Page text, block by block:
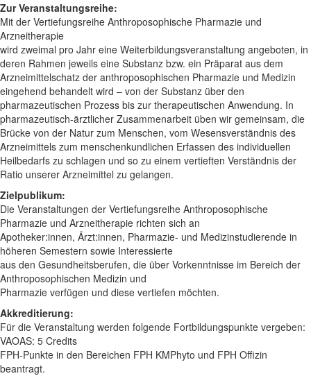
Zur Veranstaltungsreihe:
Mit der Vertiefungsreihe Anthroposophische Pharmazie und
Arzneitherapie
wird zweimal pro Jahr eine Weiterbildungsveranstaltung angeboten, in
deren Rahmen jeweils eine Substanz bzw. ein Präparat aus dem
Arzneimittelschatz der anthroposophischen Pharmazie und Medizin
eingehend behandelt wird – von der Substanz über den
pharmazeutischen Prozess bis zur therapeutischen Anwendung. In
pharmazeutisch-ärztlicher Zusammenarbeit üben wir gemeinsam, die
Brücke von der Natur zum Menschen, vom Wesensverständnis des
Arzneimittels zum menschenkundlichen Erfassen des individuellen
Heilbedarfs zu schlagen und so zu einem vertieften Verständnis der
Ratio unserer Arzneimittel zu gelangen.
Zielpublikum:
Die Veranstaltungen der Vertiefungsreihe Anthroposophische
Pharmazie und Arzneitherapie richten sich an
Apotheker:innen, Ärzt:innen, Pharmazie- und Medizinstudierende in
höheren Semestern sowie Interessierte
aus den Gesundheitsberufen, die über Vorkenntnisse im Bereich der
Anthroposophischen Medizin und
Pharmazie verfügen und diese vertiefen möchten.
Akkreditierung:
Für die Veranstaltung werden folgende Fortbildungspunkte vergeben:
VAOAS: 5 Credits
FPH-Punkte in den Bereichen FPH KMPhyto und FPH Offizin
beantragt.